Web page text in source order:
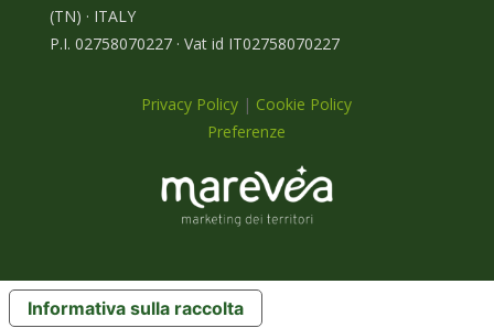
(TN) · ITALY
P.I. 02758070227 · Vat id IT02758070227
Privacy Policy | Cookie Policy
Preferenze
Informativa sulla raccolta